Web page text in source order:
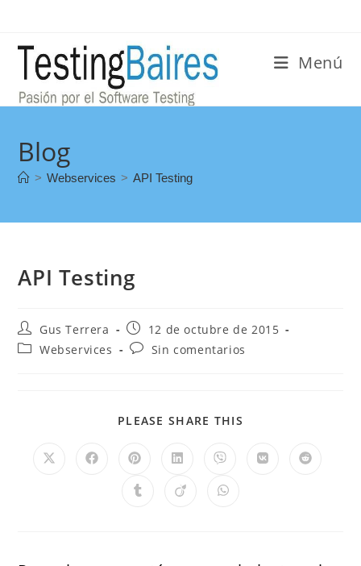
Menú
Blog
> Webservices > API Testing
API Testing
Gus Terrera
12 de octubre de 2015
Webservices
Sin comentarios
PLEASE SHARE THIS